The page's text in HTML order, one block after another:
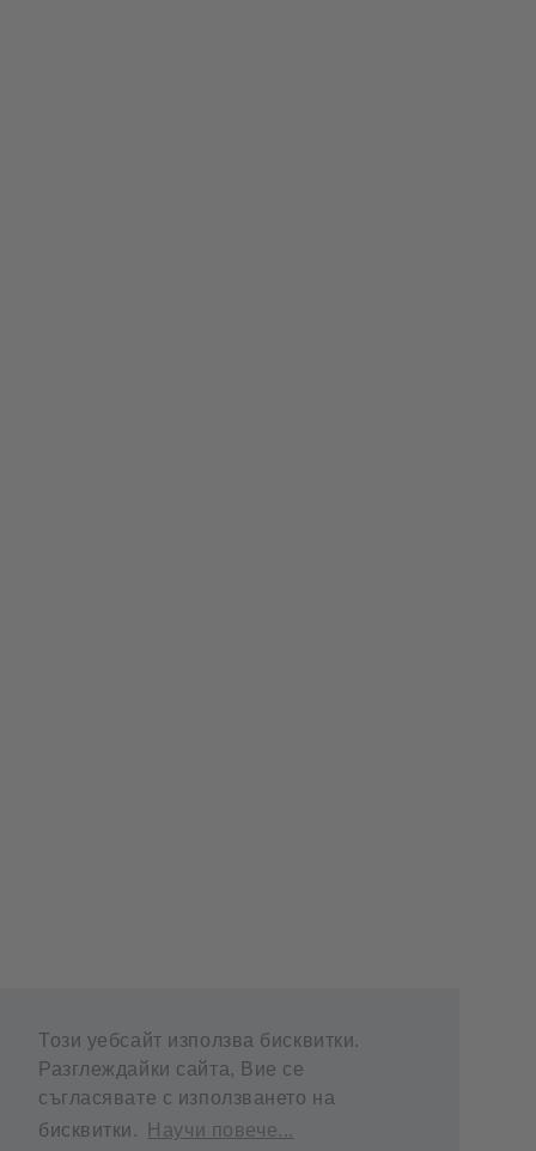
Този уебсайт използва бисквитки.
Разглеждайки сайта, Вие се
съгласявате с използването на
бисквитки.
Научи повече...